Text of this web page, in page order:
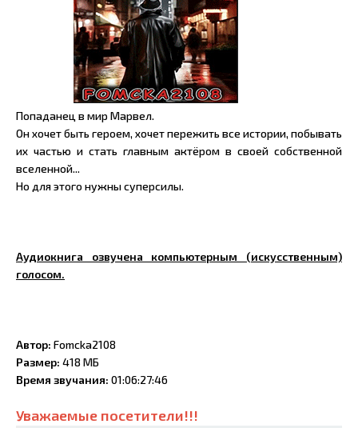
Попаданец в мир Марвел.
Он хочет быть героем, хочет пережить все истории, побывать
их частью и стать главным актёром в своей собственной
вселенной...
Но для этого нужны суперсилы.
Аудиокнига озвучена компьютерным (искусственным)
голосом.
Автор: Fomcka2108
Размер: 418 МБ
Время звучания: 01:06:27:46
Уважаемые посетители!!!